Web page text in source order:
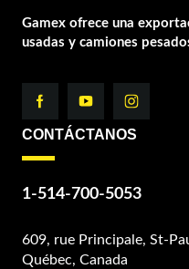
Gamex ofrece una
usadas y camiones
CONTÁCTANOS
1-514-700-5053
609, rue Principale, St-
Québec, Canada